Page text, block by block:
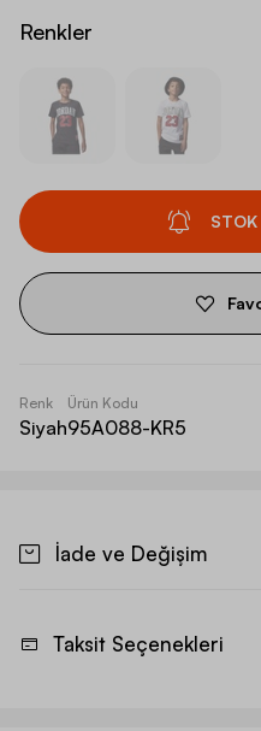
Renkler
STOK
Renk
Siyah
Ürün Kodu
95A088-KR5
İade ve Değişim
Taksit Seçenekleri